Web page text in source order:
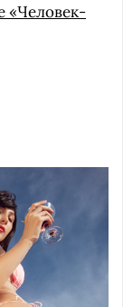
«Человек-